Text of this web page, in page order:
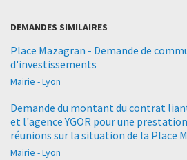
DEMANDES SIMILAIRES
Place Mazagran - Demande de
d'investissements
Mairie - Lyon
Demande du montant du contrat
et l'agence YGOR pour une
réunions sur la situation de la Place
Mairie - Lyon